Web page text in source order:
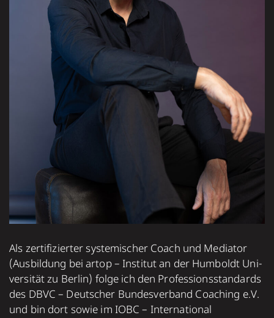
Als zer­ti­fi­zier­ter sys­te­mi­scher Coach und Mediator
(Aus­bil­dung bei artop – Institut an der Humboldt Uni­
ver­si­tät zu Berlin) folge ich den Pro­fes­sions­stan­dards
des DBVC – Deut­scher Bun­des­ver­band Coaching e.V.
und bin dort sowie im IOBC – International